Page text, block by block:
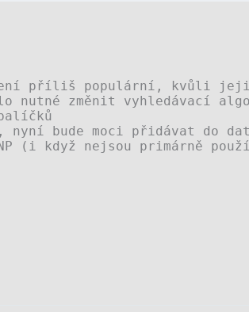
příliš populární, kvůli
nutné změnit vyhledávací
nyní bude moci přidávat do
(i když nejsou primárně